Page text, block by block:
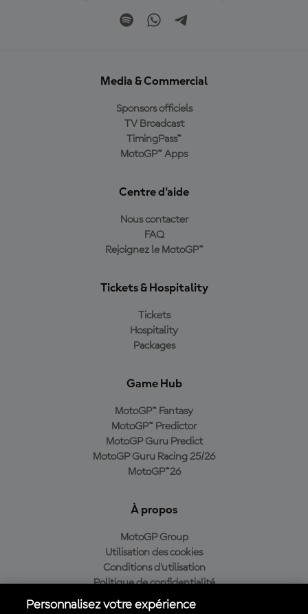
Media & Commercial
Sponsors officiels
TV Broadcast
TimingPass™
MotoGP™ Apps
Centre d'aide
Nous contacter
FAQ
Rejoignez le MotoGP™
Tickets & Hospitality
Tickets
Hospitality
Packages
Game Hub
MotoGP™ Fantasy
MotoGP™ Predictor
MotoGP Guru Predict
MotoGP Guru Racing 25/26
MotoGP™26
À propos
MotoGP Group
Utilisation des cookies
Conditions d'utilisation
Politique de confidentialité
Politique d’achat
Personnalisez votre expérience